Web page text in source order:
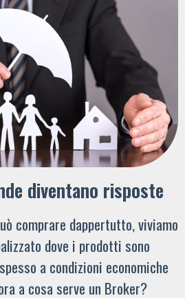
diventano risposte
comprare dappertutto, viviamo
dove i prodotti sono
a condizioni economiche
a cosa serve un Broker?